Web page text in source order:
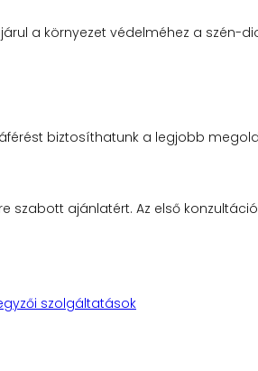
a környezet védelméhez a szén-
biztosíthatunk a legjobb
szabott ajánlatért. Az első
szolgáltatások